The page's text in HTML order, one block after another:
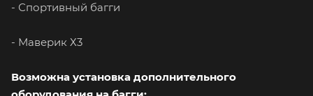
- Спортивный багги
- Маверик Х3
Возможна установка дополнительного